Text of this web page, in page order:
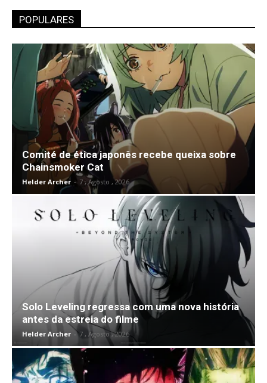
POPULARES
Comité de ética japonês recebe queixa sobre
Chainsmoker Cat
Helder Archer - 7 , Agosto , 2026
Solo Leveling regressa com uma nova história
antes da estreia do filme
Helder Archer - 7 , Agosto , 2026